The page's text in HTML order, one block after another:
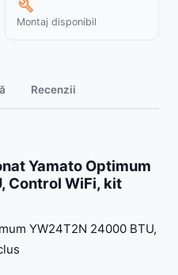
build
Montaj disponibil
Recenzii
Yamato Optimum
Control WiFi, kit
YW24T2N 24000 BTU,